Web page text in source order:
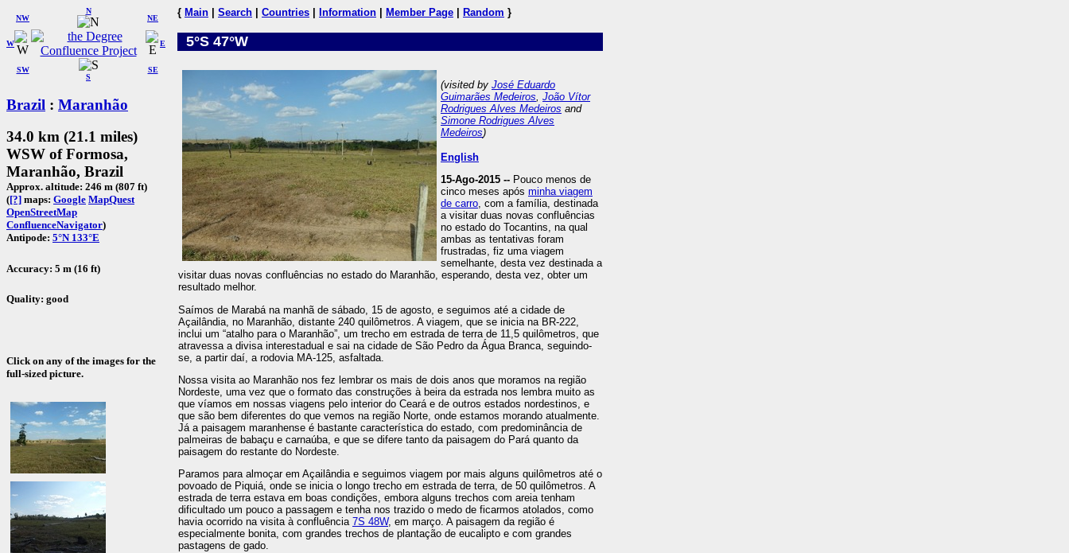
W
NW
N
NE
SW
S
SE
E
Brazil : Maranhão
34.0 km (21.1 miles)
WSW of Formosa,
Maranhão, Brazil
Approx. altitude: 246 m (807 ft)
([?] maps: Google MapQuest
OpenStreetMap
ConfluenceNavigator)
Antipode: 5°N 133°E
Accuracy: 5 m (16 ft)
Quality: good
Click on any of the images for the
full-sized picture.
{ Main Search Countries Information Member Page Random }
5°S 47°W
(visited by José Eduardo
Guimarães Medeiros, João Vítor
Rodrigues Alves Medeiros and
Simone Rodrigues Alves
Medeiros)
English
15-Ago-2015 -- Pouco menos de
cinco meses após minha viagem
de carro, com a família, destinada
a visitar duas novas confluências
no estado do Tocantins, na qual
ambas as tentativas foram
frustradas, fiz uma viagem
semelhante, desta vez destinada a
visitar duas novas confluências no estado do Maranhão, esperando, desta vez, obter um
resultado melhor.
Saímos de Marabá na manhã de sábado, 15 de agosto, e seguimos até a cidade de
Açailândia, no Maranhão, distante 240 quilômetros. A viagem, que se inicia na BR-222,
inclui um “atalho para o Maranhão”, um trecho em estrada de terra de 11,5 quilômetros, que
atravessa a divisa interestadual e sai na cidade de São Pedro da Água Branca, seguindo-
se, a partir daí, a rodovia MA-125, asfaltada.
Nossa visita ao Maranhão nos fez lembrar os mais de dois anos que moramos na região
Nordeste, uma vez que o formato das construções à beira da estrada nos lembra muito as
que víamos em nossas viagens pelo interior do Ceará e de outros estados nordestinos, e
que são bem diferentes do que vemos na região Norte, onde estamos morando atualmente.
Já a paisagem maranhense é bastante característica do estado, com predominância de
palmeiras de babaçu e carnaúba, e que se difere tanto da paisagem do Pará quanto da
paisagem do restante do Nordeste.
Paramos para almoçar em Açailândia e seguimos viagem por mais alguns quilômetros até o
povoado de Piquiá, onde se inicia o longo trecho em estrada de terra, de 50 quilômetros. A
estrada de terra estava em boas condições, embora alguns trechos com areia tenham
dificultado um pouco a passagem e tenha nos trazido o medo de ficarmos atolados, como
havia ocorrido na visita à confluência 7S 48W, em março. A paisagem da região é
especialmente bonita, com grandes trechos de plantação de eucalipto e com grandes
pastagens de gado.